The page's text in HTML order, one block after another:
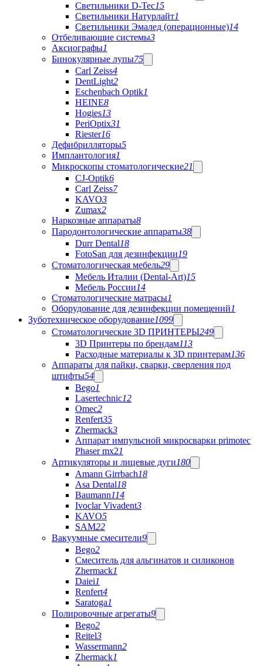
Светильники D-Tec15
Светильники Натурлайт1
Светильники Эмалед (операционные)14
Отбеливающие системы3
Аксиографы1
Бинокулярные лупы75
Carl Zeiss4
DentLight2
Eschenbach Optik1
HEINE8
Hogies13
PeriOptix31
Riester16
Дефибрилляторы5
Имплантология1
Микроскопы стоматологические21
CJ-Optik6
Carl Zeiss7
KAVO3
Zumax2
Наркозные аппараты8
Пародонтологические аппараты38
Durr Dental18
FotoSan для дезинфекции19
Стоматологическая мебель29
Мебель Италии (Dental-Art)15
Мебель России14
Стоматологические матрасы1
Оборудование для дезинфекции помещений1
Зуботехническое оборудование1099
Стоматологические 3D ПРИНТЕРЫ249
3D Принтеры по брендам113
Расходные материалы к 3D принтерам136
Аппараты для пайки, сварки, сверления под
штифты54
Bego1
Lasertechnic12
Omec2
Renfert35
Zhermack3
Аппарат импульсной микросварки primotec
Phaser mx21
Артикуляторы и лицевые дуги180
Amann Girrbach18
Asa Dental18
Baumann114
Ivoclar Vivadent3
KAVO5
SAM22
Вакуумные смесители9
Bego2
Cмеситель для альгинатов и силиконов
Zhermack1
Daiei1
Renfert4
Saratoga1
Полировочные агрегаты9
Bego2
Reitel3
Wassermann2
Zhermack1